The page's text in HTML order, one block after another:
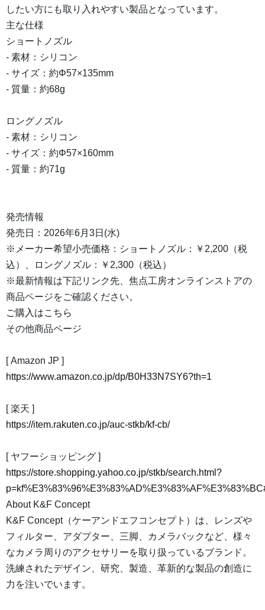
したい方にも取り入れやすい製品となっています。
主な仕様
ショートノズル
- 素材：シリコン
- サイズ：約Φ57×135mm
- 質量：約68g
ロングノズル
- 素材：シリコン
- サイズ：約Φ57×160mm
- 質量：約71g
発売情報
発売日：2026年6月3日(水)
※メーカー希望小売価格：ショートノズル：￥2,200（税
込）、ロングノズル：￥2,300（税込）
※最新情報は下記リンク先、焦点工房オンラインストアの
商品ページをご確認ください。
ご購入はこちら
その他商品ページ
[ Amazon JP ]
https://www.amazon.co.jp/dp/B0H33N7SY6?th=1
[ 楽天 ]
https://item.rakuten.co.jp/auc-stkb/kf-cb/
[ ヤフーショッピング ]
https://store.shopping.yahoo.co.jp/stkb/search.html?
About K&F Concept
K&F Concept（ケーアンドエフコンセプト）は、レンズや
フィルター、アダプター、三脚、カメラバックなど、様々
なカメラ周りのアクセサリーを取り扱っているブランド。
洗練されたデザイン、研究、製造、革新的な製品の創造に
力を注いでいます。